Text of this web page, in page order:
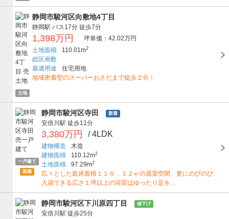
土地
静岡市駿河区向敷地4丁目
静岡駅 バス17分 徒歩7分
1,398万円
坪単価：42.02万円
土地面積
110.01m2
総区画数
最適用途
住宅用地
地域密着型のスーパーおさだまで徒歩２分！
一戸建て
新築
静岡市駿河区寺田 新着
安倍川駅 徒歩11分
3,380万円 / 4LDK
建物構造
木造
建物面積
110.12m2
土地面積 97.29m2
広々とした延床面積１１０．１２㎡の居室空間、更にのびのび
入浴できる広さ１坪以上の浴室はゆったり足を…
静岡市駿河区下川原四丁目 値下げ
安倍川駅 徒歩25分